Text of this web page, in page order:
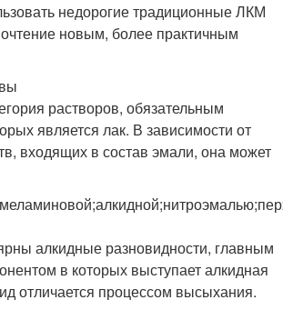
недорогие традиционные ЛКМ
новым, более практичным
растворов, обязательным
является лак. В зависимости от
входящих в состав эмали, она может
алкидные разновидности, главным
в которых выступает алкидная
отличается процессом высыхания.